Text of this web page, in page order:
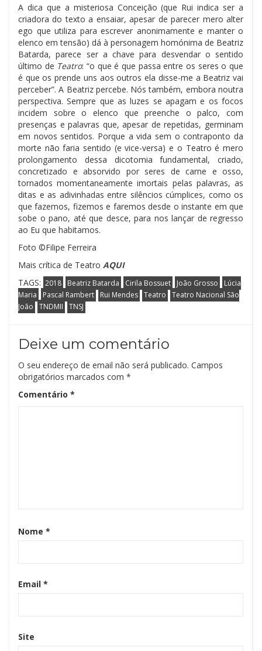
A dica que a misteriosa Conceição (que Rui indica ser a
criadora do texto a ensaiar, apesar de parecer mero alter
ego que utiliza para escrever anonimamente e manter o
elenco em tensão) dá à personagem homónima de Beatriz
Batarda, parece ser a chave para desvendar o sentido
último de Teatro: “o que é que passa entre os seres o que
é que os prende uns aos outros ela disse-me a Beatriz vai
perceber”. A Beatriz percebe. Nós também, embora noutra
perspectiva. Sempre que as luzes se apagam e os focos
incidem sobre o elenco que preenche o palco, com
presenças e palavras que, apesar de repetidas, germinam
em novos sentidos. Porque a vida sem o contraponto da
morte não faria sentido (e vice-versa) e o Teatro é mero
prolongamento dessa dicotomia fundamental, criado,
concretizado e absorvido por seres de carne e osso,
tornados momentaneamente imortais pelas palavras, as
ditas e as adivinhadas entre silêncios cúmplices, como os
que fazemos, fizemos e faremos desde o instante em que
sobe o pano, até que desce, para nos lançar de regresso
ao Eu que habitamos.
Foto ©Filipe Ferreira
Mais crítica de Teatro AQUI
TAGS: 2018 Beatriz Batarda Cirila Bossuet João Grosso
Lúcia
Maria
Pascal Rambert Rui Mendes Teatro
Teatro Nacional São
João
TNDMII TNSJ
Deixe um comentário
O seu endereço de email não será publicado. Campos
obrigatórios marcados com *
Comentário *
Nome *
Email *
Site